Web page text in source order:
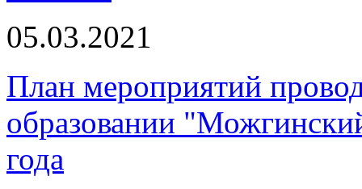
05.03.2021
План мероприятий
образовании
года